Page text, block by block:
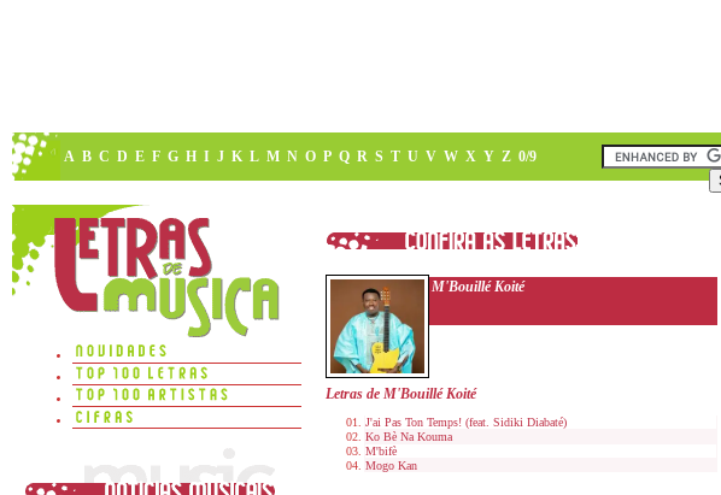
A B C D E F G H I J K L M N O P Q R S T U V W X Y Z 0/9
M'Bouillé Koité
Letras de M'Bouillé Koité
J'ai Pas Ton Temps! (feat. Sidiki Diabaté)
Ko Bè Na Kouma
M'bifè
Mogo Kan